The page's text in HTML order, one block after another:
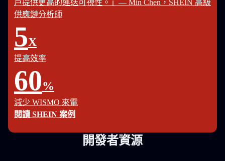
戶提供更高的運送可視性。」— Min Chen，SHEIN 高級
供應鏈分析師
5X
提高效率
60%
減少 WISMO 來電
閱讀 SHEIN 案例
開發者資源